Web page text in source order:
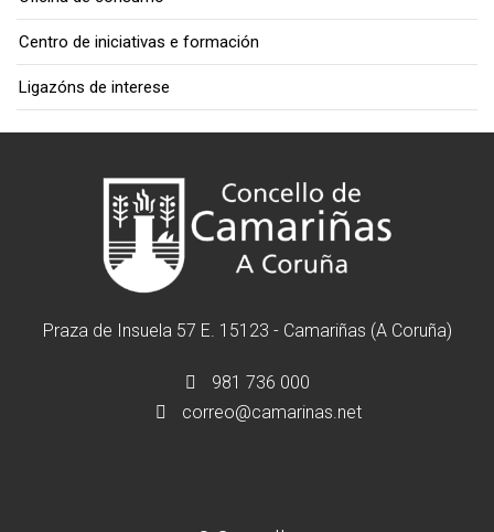
Centro de iniciativas e formación
Ligazóns de interese
Praza de Insuela 57 E. 15123 - Camariñas (A Coruña)
981 736 000
correo@camarinas.net